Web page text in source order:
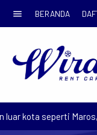
menu BERANDA
kota seperti Maros,